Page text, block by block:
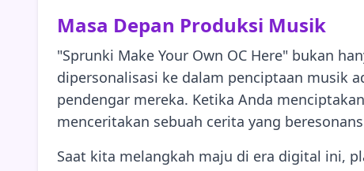
Masa Depan Produksi Musik
"Sprunki Make Your Own OC Here" bukan
dipersonalisasi ke dalam penciptaan musik
pendengar mereka. Ketika Anda
menceritakan sebuah cerita yang
Saat kita melangkah maju di era digital ini,